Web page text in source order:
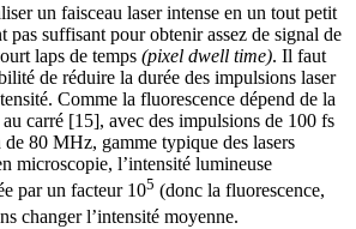
un faisceau laser intense en un tout petit
pas suffisant pour obtenir assez de signal de
laps de temps (pixel dwell time). Il faut
de réduire la durée des impulsions laser
Comme la fluorescence dépend de la
carré [15], avec des impulsions de 100 fs
80 MHz, gamme typique des lasers
microscopie, l’intensité lumineuse
par un facteur 105 (donc la fluorescence,
changer l’intensité moyenne.